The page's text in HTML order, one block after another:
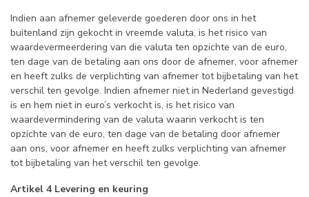
Indien aan afnemer geleverde goederen door ons in het
buitenland zijn gekocht in vreemde valuta, is het risico van
waardevermeerdering van die valuta ten opzichte van de euro,
ten dage van de betaling aan ons door de afnemer, voor afnemer
en heeft zulks de verplichting van afnemer tot bijbetaling van het
verschil ten gevolge. Indien afnemer niet in Nederland gevestigd
is en hem niet in euro’s verkocht is, is het risico van
waardevermindering van de valuta waarin verkocht is ten
opzichte van de euro, ten dage van de betaling door afnemer
aan ons, voor afnemer en heeft zulks verplichting van afnemer
tot bijbetaling van het verschil ten gevolge.
Artikel 4 Levering en keuring